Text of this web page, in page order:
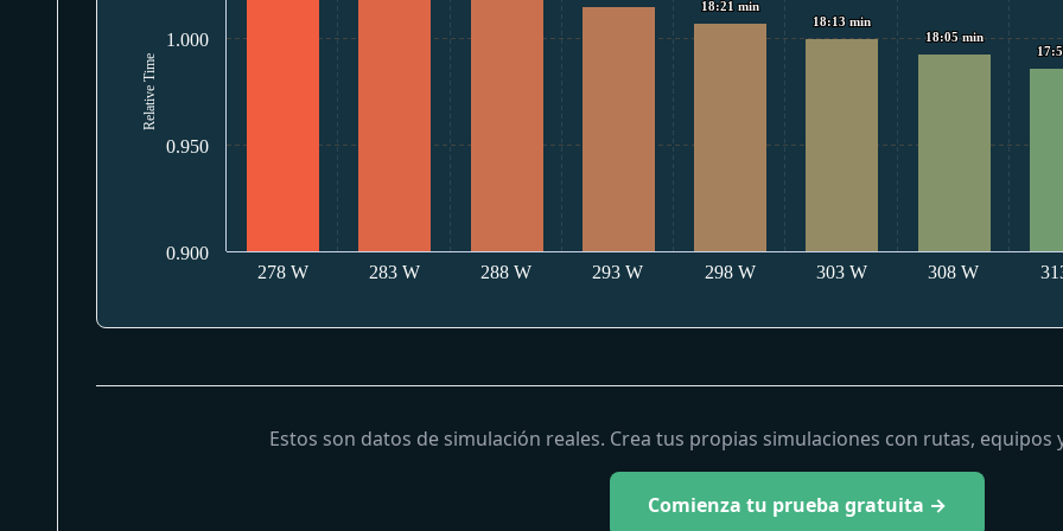
Relative Time
18:21 min
18:21 min
18:13 min
18:13 min
18:05 min
18:05 min
278 W 283 W 288 W 293 W 298 W 303 W 308 W
0.900
0.950
1.000
Estos son datos de simulación reales. Crea tus propias simulaciones con rutas, equipos
Comienza tu prueba gratuita →